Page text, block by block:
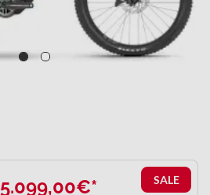
SALE
5.099,00€*